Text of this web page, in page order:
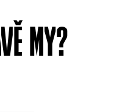
MY?